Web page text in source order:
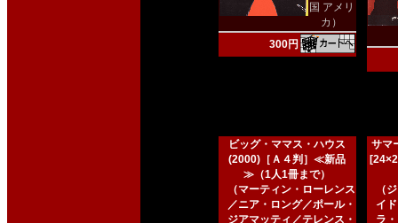
国 アメリ
カ）
300円
ビッグ・ママス・ハウス
(2000)［Ａ４判］≪新品
≫（1人1冊まで）
（マーティン・ローレンス
／ニア・ロング／ポール・
ジアマッティ／テレンス・
サマ
（
イ
ラ